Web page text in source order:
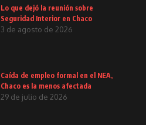
Lo que dejó la reunión sobre
Seguridad Interior en Chaco
3 de agosto de 2026
Caída de empleo formal en el NEA,
Chaco es la menos afectada
29 de julio de 2026